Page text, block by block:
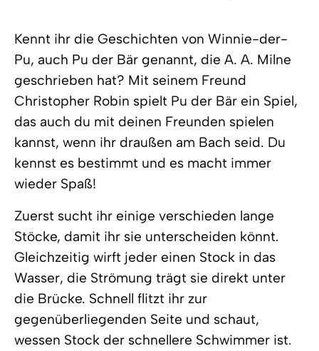
Kennt ihr die Geschichten von Winnie-der-
Pu, auch Pu der Bär genannt, die A. A. Milne
geschrieben hat? Mit seinem Freund
Christopher Robin spielt Pu der Bär ein Spiel,
das auch du mit deinen Freunden spielen
kannst, wenn ihr draußen am Bach seid. Du
kennst es bestimmt und es macht immer
wieder Spaß!
Zuerst sucht ihr einige verschieden lange
Stöcke, damit ihr sie unterscheiden könnt.
Gleichzeitig wirft jeder einen Stock in das
Wasser, die Strömung trägt sie direkt unter
die Brücke. Schnell flitzt ihr zur
gegenüberliegenden Seite und schaut,
wessen Stock der schnellere Schwimmer ist.